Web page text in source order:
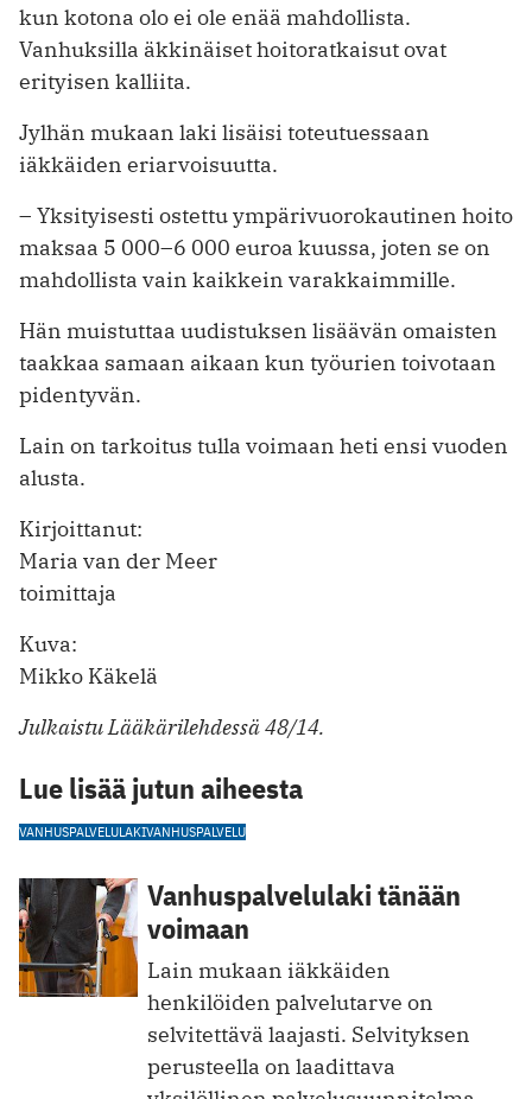
kun kotona olo ei ole enää mahdollista.
Vanhuksilla äkkinäiset hoitoratkaisut ovat
erityisen kalliita.
Jylhän mukaan laki lisäisi toteutuessaan
iäkkäiden eriarvoisuutta.
– Yksityisesti ostettu ympärivuorokautinen hoito
maksaa 5 000–6 000 euroa kuussa, joten se on
mahdollista vain kaikkein varakkaimmille.
Hän muistuttaa uudistuksen lisäävän omaisten
taakkaa samaan aikaan kun työurien toivotaan
pidentyvän.
Lain on tarkoitus tulla voimaan heti ensi vuoden
alusta.
Kirjoittanut:
Maria van der Meer
toimittaja
Kuva:
Mikko Käkelä
Julkaistu Lääkärilehdessä 48/14.
Lue lisää jutun aiheesta
VANHUSPALVELULAKIVANHUSPALVELU
Vanhuspalvelulaki tänään
voimaan
Lain mukaan iäkkäiden
henkilöiden palvelutarve on
selvitettävä laajasti. Selvityksen
perusteella on laadittava